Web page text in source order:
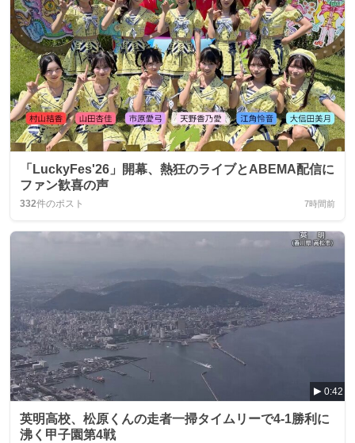
「LuckyFes'26」開幕、熱狂のライブとABEMA配信に
ファン歓喜の声
332件のポスト 7時間前
0:42
英明高校、松原くんの走者一掃タイムリーで4-1勝利に
沸く甲子園第4戦